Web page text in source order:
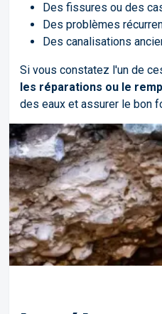
Des fissures ou des
Des problèmes
Des canalisations
Si vous constatez l'un de
les réparations ou le
des eaux et assurer le bon